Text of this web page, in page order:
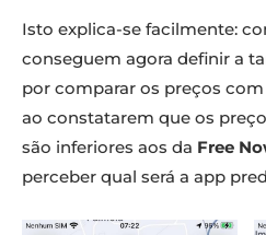
Isto explica-se facilmente:
conseguem agora definir a
por comparar os preços com
ao constatarem que os
são inferiores aos da Free
perceber qual será a app